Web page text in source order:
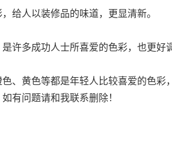
给人以装修品的味道，更显清新。
许多成功人士所喜爱的色彩，也更好
、黄色等都是年轻人比较喜爱的色彩
有问题请和我联系删除！